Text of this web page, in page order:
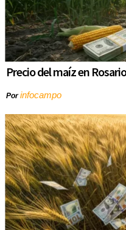
Precio del maíz en
Porinfocampo